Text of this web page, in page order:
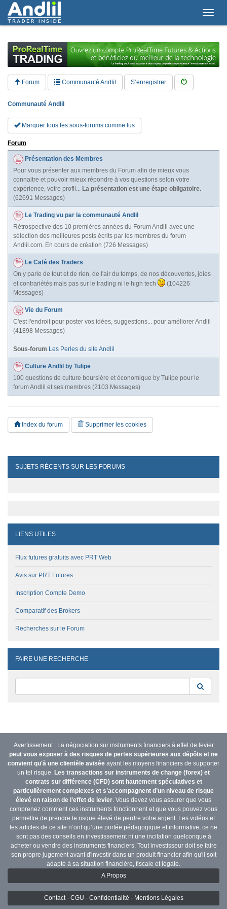
T
g
l
e
n
n
Forum Communauté Andlil S’enregistrer
Communauté Andlil
Marquer tous les sous-forums comme lus
Forum
Présentation des Membres
Pour vous présenter aux membres du Forum afin de mieux vous
connaitre et pouvoir mieux répondre à vos questions selon votre
expérience, votre profil... La présentation est une étape obligatoire.
(62691 Messages)
Le Trading vu par la communauté Andlil
Rétrospective des 10 premières années du Forum Andlil avec une
sélection des meilleures posts écrits par les membres du forum
Andlil.com. En cours de création (726 Messages)
Le Café des Traders
On y parle de tout et de rien, de l'air du temps, de nos découvertes, joies
et contrariétés mais pas sur le trading ni le high tech
(104226
Messages)
Vie du Forum
C'est l'endroit pour poster vos idées, suggestions... pour améliorer Andlil
(41898 Messages)
Sous-forum Les Perles du site Andlil
Culture Andlil by Tulipe
100 questions de culture boursière et économique by Tulipe pour le
forum Andlil et ses membres (2103 Messages)
Index du forum Supprimer les cookies
SUJETS RÉCENTS SUR LES FORUMS
LIENS UTILES
Flux futures gratuits avec PRT Web
Avis sur PRT Futures
Inscription Compte Demo
Comparatif des Brokers
Recherches sur le Forum
FAIRE UNE RECHERCHE
Avertissement : La négociation sur instruments financiers à effet de levier
peut vous exposer à des risques de pertes supérieures aux dépôts et ne
convient qu'à une clientèle avisée ayant les moyens financiers de supporter
un tel risque. Les transactions sur instruments de change (forex) et
contrats sur différence (CFD) sont hautement spéculatives et
particulièrement complexes et s’accompagnent d’un niveau de risque
élevé en raison de l’effet de levier. Vous devez vous assurer que vous
comprenez comment ces instruments fonctionnent et que vous pouvez vous
permettre de prendre le risque élevé de perdre votre argent. Les vidéos et
les articles de ce site n’ont qu’une portée pédagogique et informative, ce ne
sont pas des conseils en investissement ni une incitation quelconque à
acheter ou vendre des instruments financiers. Tout investisseur doit se faire
son propre jugement avant d'investir dans un produit financier afin qu'il soit
adapté à sa situation financière, fiscale et légale.
A Propos
Contact - CGU - Confidentialité - Mentions Légales